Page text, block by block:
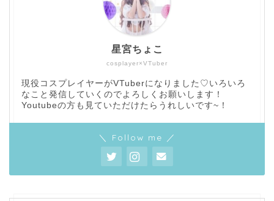
cosplayer×VTuber
星宮ちょこ
現役コスプレイヤーがVTuberになりました♡いろいろ
なこと発信していくのでよろしくお願いします！
Youtubeの方も見ていただけたらうれしいです~！
＼ Follow me ／